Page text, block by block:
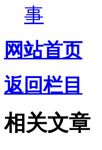
事
网站首页
返回栏目
相关文章